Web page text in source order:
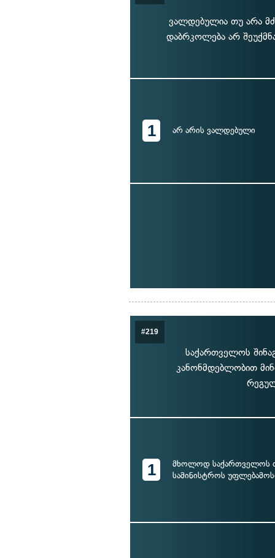
ვალდებულია თუ არა
დაბრკოლება არ
1 არ არის ვალდებული
#219
საქართველოს
კანონმდებლობით
1
მხოლოდ საქართველოს
სამინისტროს